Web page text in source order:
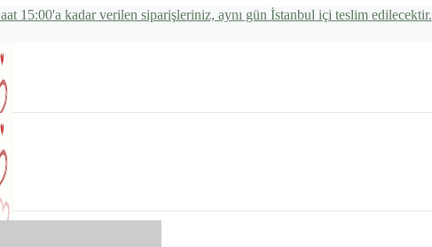
15:00'a kadar verilen siparişleriniz, aynı gün İstanbul içi teslim edilecektir.